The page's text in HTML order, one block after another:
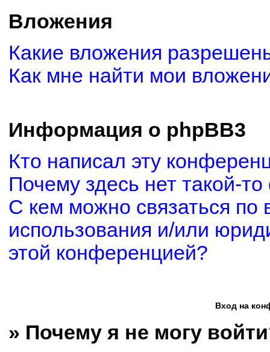
Вложения
Какие вложения
Как мне найти мои
Информация о phpBB3
Кто написал эту
Почему здесь нет такой-
С кем можно связаться по
использования и/или
этой конференцией?
Вход на
» Почему я не могу